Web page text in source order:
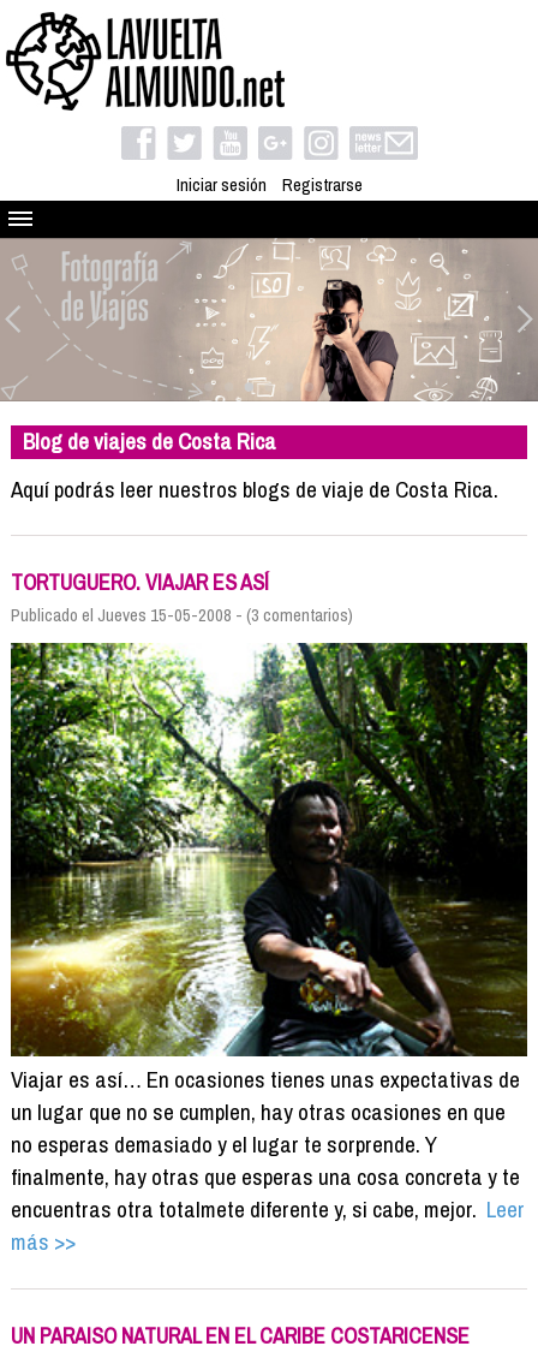
Iniciar sesión Registrarse
Quienes somos
El proyecto
Blog
Viaja con nosotros
Camino solidario
Libros
Compañeros de viaje
Formación
Info viajeros
Contactar
Blog de viajes de Costa Rica
Aquí podrás leer nuestros blogs de viaje de Costa Rica.
TORTUGUERO. VIAJAR ES ASÍ
Publicado el Jueves 15-05-2008 - (3 comentarios)
Viajar es así… En ocasiones tienes unas expectativas de
un lugar que no se cumplen, hay otras ocasiones en que
no esperas demasiado y el lugar te sorprende. Y
finalmente, hay otras que esperas una cosa concreta y te
encuentras otra totalmete diferente y, si cabe, mejor. Leer
más >>
UN PARAISO NATURAL EN EL CARIBE COSTARICENSE